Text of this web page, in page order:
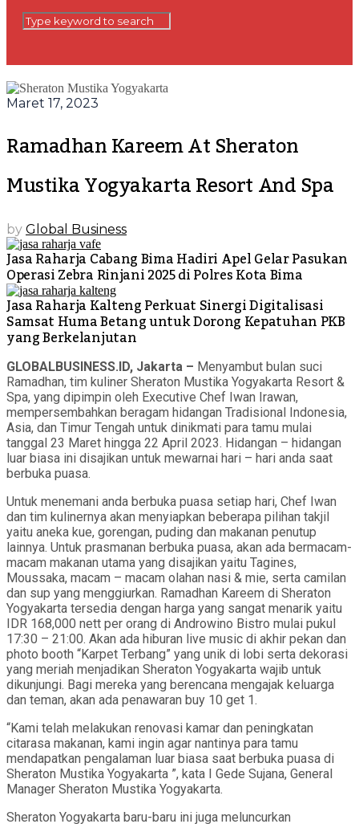
Maret 17, 2023
Ramadhan Kareem At Sheraton
Mustika Yogyakarta Resort And Spa
by Global Business
Jasa Raharja Cabang Bima Hadiri Apel Gelar Pasukan
Operasi Zebra Rinjani 2025 di Polres Kota Bima
Jasa Raharja Kalteng Perkuat Sinergi Digitalisasi
Samsat Huma Betang untuk Dorong Kepatuhan PKB
yang Berkelanjutan
GLOBALBUSINESS.ID, Jakarta – Menyambut bulan suci
Ramadhan, tim kuliner Sheraton Mustika Yogyakarta Resort &
Spa, yang dipimpin oleh Executive Chef Iwan Irawan,
mempersembahkan beragam hidangan Tradisional Indonesia,
Asia, dan Timur Tengah untuk dinikmati para tamu mulai
tanggal 23 Maret hingga 22 April 2023. Hidangan – hidangan
luar biasa ini disajikan untuk mewarnai hari – hari anda saat
berbuka puasa.
Untuk menemani anda berbuka puasa setiap hari, Chef Iwan
dan tim kulinernya akan menyiapkan beberapa pilihan takjil
yaitu aneka kue, gorengan, puding dan makanan penutup
lainnya. Untuk prasmanan berbuka puasa, akan ada bermacam-
macam makanan utama yang disajikan yaitu Tagines,
Moussaka, macam – macam olahan nasi & mie, serta camilan
dan sup yang menggiurkan. Ramadhan Kareem di Sheraton
Yogyakarta tersedia dengan harga yang sangat menarik yaitu
IDR 168,000 nett per orang di Androwino Bistro mulai pukul
17:30 – 21:00. Akan ada hiburan live music di akhir pekan dan
photo booth “Karpet Terbang” yang unik di lobi serta dekorasi
yang meriah menjadikan Sheraton Yogyakarta wajib untuk
dikunjungi. Bagi mereka yang berencana mengajak keluarga
dan teman, akan ada penawaran buy 10 get 1.
“Kami telah melakukan renovasi kamar dan peningkatan
citarasa makanan, kami ingin agar nantinya para tamu
mendapatkan pengalaman luar biasa saat berbuka puasa di
Sheraton Mustika Yogyakarta ”, kata I Gede Sujana, General
Manager Sheraton Mustika Yogyakarta.
Sheraton Yogyakarta baru-baru ini juga meluncurkan